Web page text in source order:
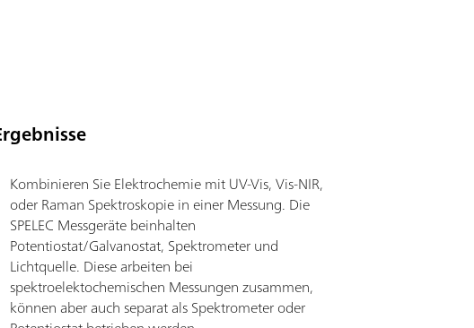
Kombinieren Sie Elektrochemie mit UV-Vis, Vis-NIR,
oder Raman Spektroskopie in einer Messung. Die
SPELEC Messgeräte beinhalten
Potentiostat/Galvanostat, Spektrometer und
Lichtquelle. Diese arbeiten bei
spektroelektochemischen Messungen zusammen,
können aber auch separat als Spektrometer oder